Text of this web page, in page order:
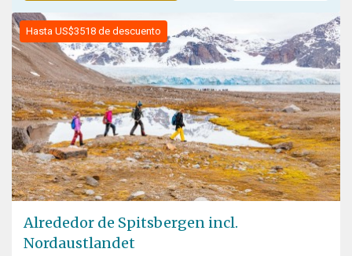
Hasta US$3518 de descuento
Alrededor de Spitsbergen incl.
Nordaustlandet